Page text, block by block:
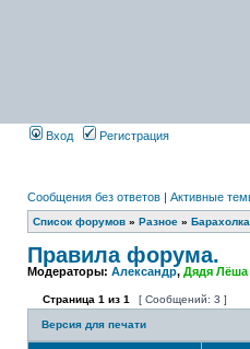
Вход Регистрация
Сообщения без ответов | Активные
Список форумов » Разное »
Правила форума.
Модераторы: Александр, Дядя Лёша
Страница 1 из 1 [ Сообщений: 3 ]
Версия для печати